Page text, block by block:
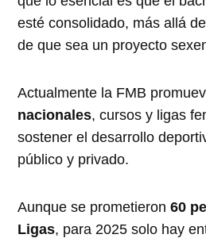
esté consolidado, más allá
de que sea un proyecto
Actualmente la FMB
nacionales, cursos y ligas
sostener el desarrollo
público y privado.
Aunque se prometieron60
Ligas, para 2025 solo hay